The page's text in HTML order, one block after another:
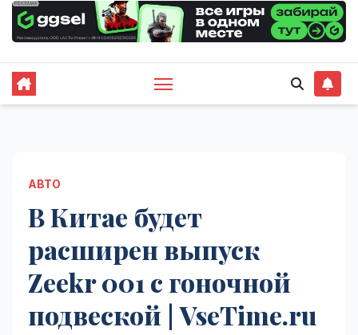
АВТО
В Китае будет
расширен выпуск
Zeekr 001 с гоночной
подвеской | VseTime.ru